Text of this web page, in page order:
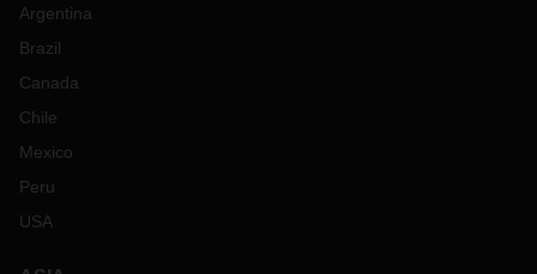
Argentina
Brazil
Canada
Chile
Mexico
Peru
USA